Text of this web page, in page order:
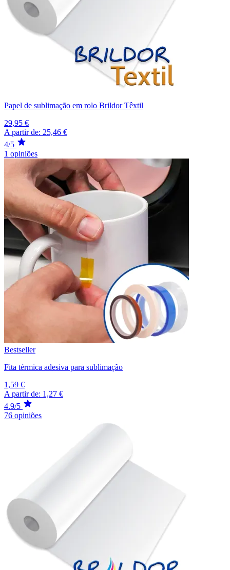
Papel de sublimação em rolo Brildor Têxtil
29,95 €
A partir de: 25,46 €
4/5
1 opiniões
Bestseller
Fita térmica adesiva para sublimação
1,59 €
A partir de: 1,27 €
4.9/5
76 opiniões